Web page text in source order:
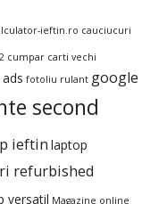
ieftin.ro cauciucuri
cumpar carti vechi
fotoliu rulant google
second
ieftin laptop
refurbished
versatil Magazine online